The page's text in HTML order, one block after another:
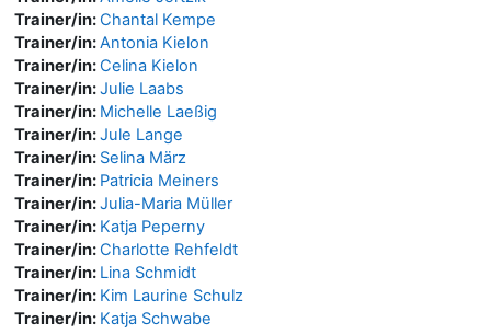
Trainer/in:Chantal Kempe
Trainer/in:Antonia Kielon
Trainer/in:Celina Kielon
Trainer/in:Julie Laabs
Trainer/in: Michelle Laeßig
Trainer/in:Jule Lange
Trainer/in: Selina März
Trainer/in: Patricia Meiners
Trainer/in:Julia-Maria Müller
Trainer/in: Katja Peperny
Trainer/in:Charlotte Rehfeldt
Trainer/in: Lina Schmidt
Trainer/in: Kim Laurine Schulz
Trainer/in: Katja Schwabe